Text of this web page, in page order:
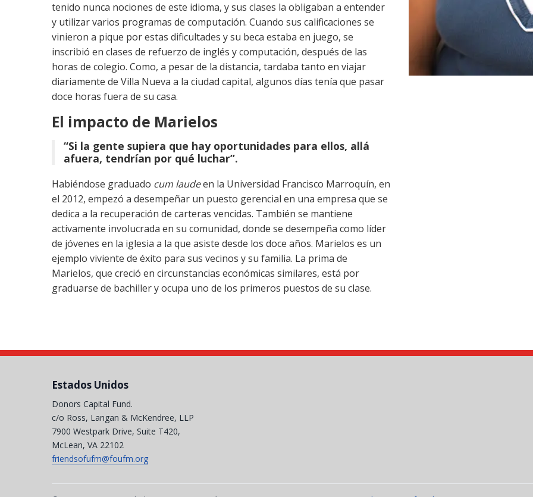
tenido nunca nociones de este idioma, y sus clases la obligaban a entender
y utilizar varios programas de computación. Cuando sus calificaciones se
vinieron a pique por estas dificultades y su beca estaba en juego, se
inscribió en clases de refuerzo de inglés y computación, después de las
horas de colegio. Como, a pesar de la distancia, tardaba tanto en viajar
diariamente de Villa Nueva a la ciudad capital, algunos días tenía que pasar
doce horas fuera de su casa.
El impacto de Marielos
“Si la gente supiera que hay oportunidades para ellos, allá
afuera, tendrían por qué luchar”.
Habiéndose graduado cum laudeen la Universidad Francisco Marroquín, en
el 2012, empezó a desempeñar un puesto gerencial en una empresa que se
dedica a la recuperación de carteras vencidas. También se mantiene
activamente involucrada en su comunidad, donde se desempeña como líder
de jóvenes en la iglesia a la que asiste desde los doce años. Marielos es un
ejemplo viviente de éxito para sus vecinos y su familia. La prima de
Marielos, que creció en circunstancias económicas similares, está por
graduarse de bachiller y ocupa uno de los primeros puestos de su clase.
Estados Unidos
Donors Capital Fund.
c/o Ross, Langan & McKendree, LLP
7900 Westpark Drive, Suite T420,
McLean, VA 22102
friendsofufm@foufm.org